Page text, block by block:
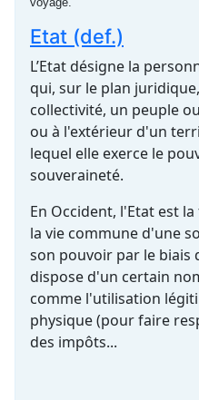
Etat (def.)
L’Etat désigne la
qui, sur le plan
collectivité, un peuple
ou à l'extérieur d'un
lequel elle exerce le
souveraineté.
En Occident, l'Etat est
la vie commune d'une
son pouvoir par le biais
dispose d'un certain
comme l'utilisation
physique (pour faire
des impôts...